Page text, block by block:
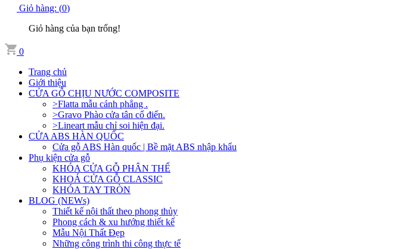
Giỏ hàng: (0)
Giỏ hàng của bạn trống!
0
Trang chủ
Giới thiệu
CỬA GỖ CHỊU NƯỚC COMPOSITE
>Flatta mẫu cánh phẳng .
>Gravo Phào cửa tân cổ điển.
>Lineart mẫu chỉ soi hiện đại.
CỬA ABS HÀN QUỐC
Cửa gỗ ABS Hàn quốc | Bề mặt ABS nhập khẩu
Phụ kiện cửa gỗ
KHÓA CỬA GỖ PHÂN THỂ
KHOÁ CỬA GỖ CLASSIC
KHÓA TAY TRÒN
BLOG (NEWs)
Thiết kế nội thất theo phong thủy
Phong cách & xu hướng thiết kế
Mẫu Nội Thất Đẹp
Những công trình thi công thực tế